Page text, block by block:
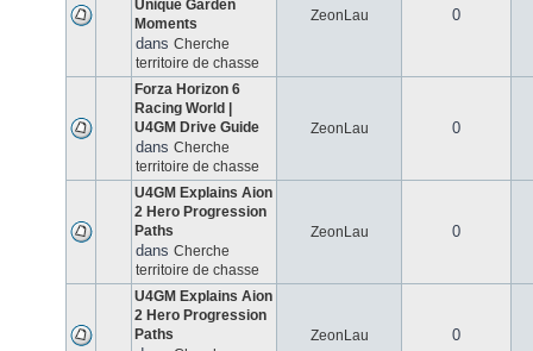
Unique Garden
Moments
dans Cherche
territoire de chasse
ZeonLau 0
Forza Horizon 6
Racing World |
U4GM Drive Guide
dans Cherche
territoire de chasse
ZeonLau 0
U4GM Explains Aion
2 Hero Progression
Paths
dans Cherche
territoire de chasse
ZeonLau 0
U4GM Explains Aion
2 Hero Progression
Paths
ZeonLau 0